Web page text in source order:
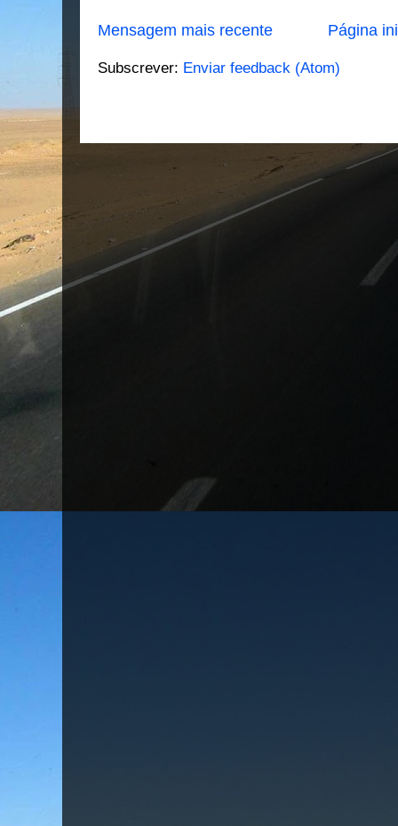
Mensagem mais recente Página
Subscrever: Enviar feedback (Atom)